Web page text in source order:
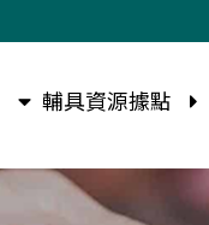
輔具資源據點